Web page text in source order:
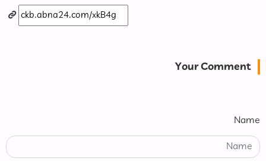
Your Comment
Name